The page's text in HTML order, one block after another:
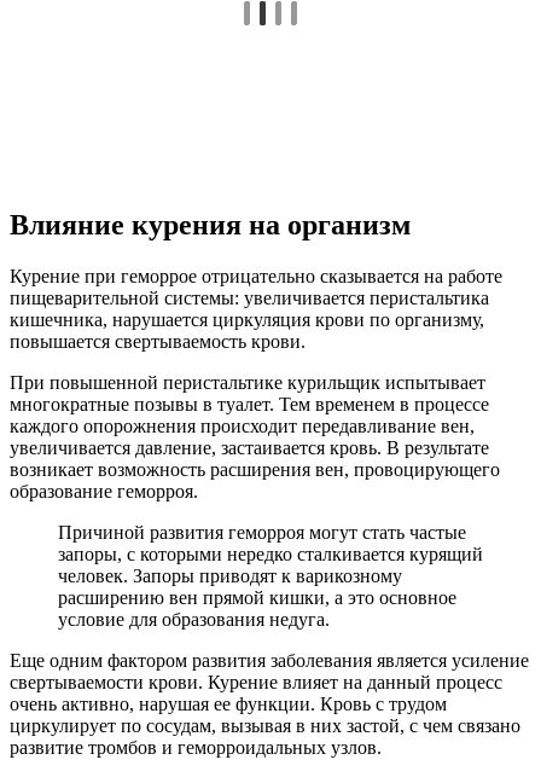
Влияние курения на организм
Курение при геморрое отрицательно сказывается на работе
пищеварительной системы: увеличивается перистальтика
кишечника, нарушается циркуляция крови по организму,
повышается свертываемость крови.
При повышенной перистальтике курильщик испытывает
многократные позывы в туалет. Тем временем в процессе
каждого опорожнения происходит передавливание вен,
увеличивается давление, застаивается кровь. В результате
возникает возможность расширения вен, провоцирующего
образование геморроя.
Причиной развития геморроя могут стать частые
запоры, с которыми нередко сталкивается курящий
человек. Запоры приводят к варикозному
расширению вен прямой кишки, а это основное
условие для образования недуга.
Еще одним фактором развития заболевания является усиление
свертываемости крови. Курение влияет на данный процесс
очень активно, нарушая ее функции. Кровь с трудом
циркулирует по сосудам, вызывая в них застой, с чем связано
развитие тромбов и геморроидальных узлов.